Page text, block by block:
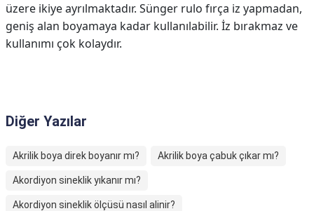
üzere ikiye ayrılmaktadır. Sünger rulo fırça iz yapmadan,
geniş alan boyamaya kadar kullanılabilir. İz bırakmaz ve
kullanımı çok kolaydır.
Diğer Yazılar
Akrilik boya direk boyanır mı? Akrilik boya çabuk çıkar mı?
Akordiyon sineklik yıkanır mı?
Akordiyon sineklik ölçüsü nasıl alinir?